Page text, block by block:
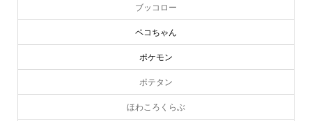
ブッコロー
ペコちゃん
ポケモン
ポテタン
ほわころくらぶ